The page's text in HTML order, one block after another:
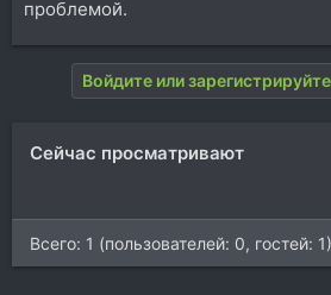
проблемой.
Войдите или
Сейчас просматривают
Всего: 1 (пользователей: 0, гостей: 1)